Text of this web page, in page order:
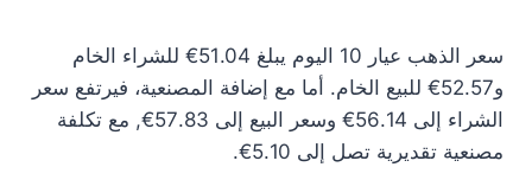
سعر الذهب عيار 10 اليوم يبلغ 51.04€ للشراء الخام
و52.57€ للبيع الخام. أما مع إضافة المصنعية، فيرتفع سعر
الشراء إلى 56.14€ وسعر البيع إلى 57.83€, مع تكلفة
مصنعية تقديرية تصل إلى 5.10€.